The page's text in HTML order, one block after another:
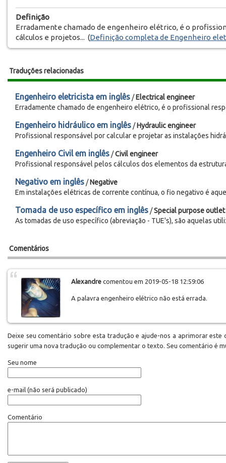
Definição
Erradamente chamado de engenheiro elétrico, é o
cálculos e projetos... (Definição completa de Engenheiro
Traduções relacionadas
Engenheiro eletricista em inglês /Electrical engineer
Erradamente chamado de engenheiro elétrico, é o profissional
Engenheiro hidráulico em inglês /Hydraulic engineer
Profissional responsável por calcular e projetar as instalações
Engenheiro Civil em inglês /Civil engineer
Profissional responsável pelos cálculos dos elementos da
Negativo em inglês /Negative
Em instalações elétricas de corrente contínua, o fio negativo é
Tomada de uso específico em inglês /Special purpose outlet
As tomadas de uso específico (abreviação - TUE's), são aquelas
Comentários
Alexandre comentou em 2019-05-18 12:59:06
A palavra engenheiro elétrico não está errada.
Deixe seu comentário sobre esta tradução e ajude-nos a aprimorar este
sugerir uma nova tradução ou complementar o texto. Seu comentário é
Seu nome
e-mail (não será publicado)
Comentário